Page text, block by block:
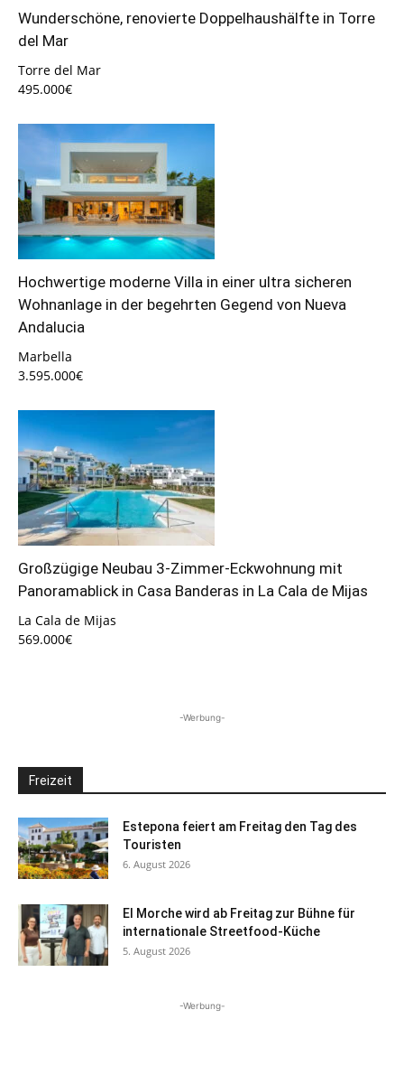
Wunderschöne, renovierte Doppelhaushälfte in Torre
del Mar
Torre del Mar
495.000€
Hochwertige moderne Villa in einer ultra sicheren
Wohnanlage in der begehrten Gegend von Nueva
Andalucia
Marbella
3.595.000€
Großzügige Neubau 3-Zimmer-Eckwohnung mit
Panoramablick in Casa Banderas in La Cala de Mijas
La Cala de Mijas
569.000€
-Werbung-
Freizeit
Estepona feiert am Freitag den Tag des
Touristen
6. August 2026
El Morche wird ab Freitag zur Bühne für
internationale Streetfood-Küche
5. August 2026
-Werbung-